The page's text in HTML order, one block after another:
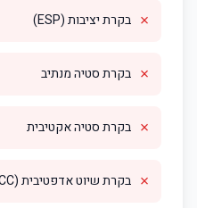
✗ בקרת יציבות (ESP)
✗ בקרת סטיה מנתיב
✗ בקרת סטיה אקטיבית
✗ בקרת שיוט אדפטיבית (ACC)